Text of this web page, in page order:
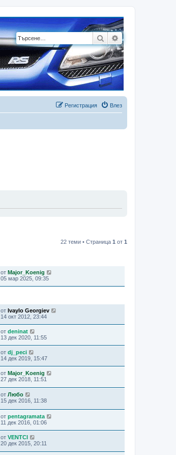
ТърсенеРазширено
Влез
Регистрация
22 теми • Страница 1 от 1
от Major_Koenig
05 мар 2025, 09:35
от Ivaylo Georgiev
14 окт 2012, 23:44
от deninat
13 дек 2020, 11:55
от dj_peci
14 дек 2019, 15:47
от Major_Koenig
27 дек 2018, 11:51
от Любо
15 дек 2016, 11:38
от pentagramata
11 дек 2016, 01:06
от VENTCI
20 дек 2015, 20:11